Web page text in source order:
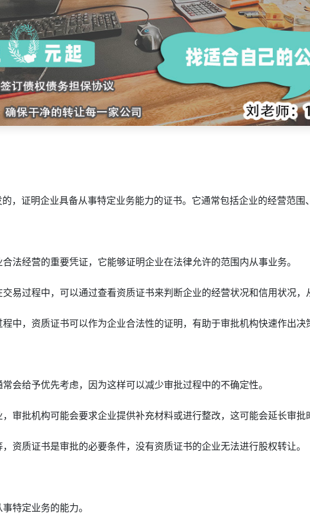
，证明企业具备从事特定业务能力的证书。它通常包括企业的经营范
法经营的重要凭证，它能够证明企业在法律允许的范围内从事业务。
易过程中，可以通过查看资质证书来判断企业的经营状况和信用状况
中，资质证书可以作为企业合法性的证明，有助于审批机构快速作出决
会给予优先考虑，因为这样可以减少审批过程中的不确定性。
审批机构可能会要求企业提供补充材料或进行整改，这可能会延长审批
资质证书是审批的必要条件，没有资质证书的企业无法进行股权转让。
特定业务的能力。